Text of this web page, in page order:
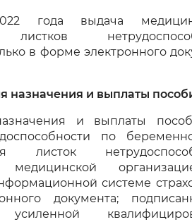
Цвет сайта
Инверсивный
Изображения
Звуковой ассистент
Остановить
года выдача
листков
в форме электронного
назначения и выплаты
и выплаты
по
листок
медицинской
системе
документа;
усиленной